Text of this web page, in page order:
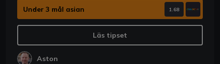
Under 3 mål asian 1.68
Läs tipset
Aston